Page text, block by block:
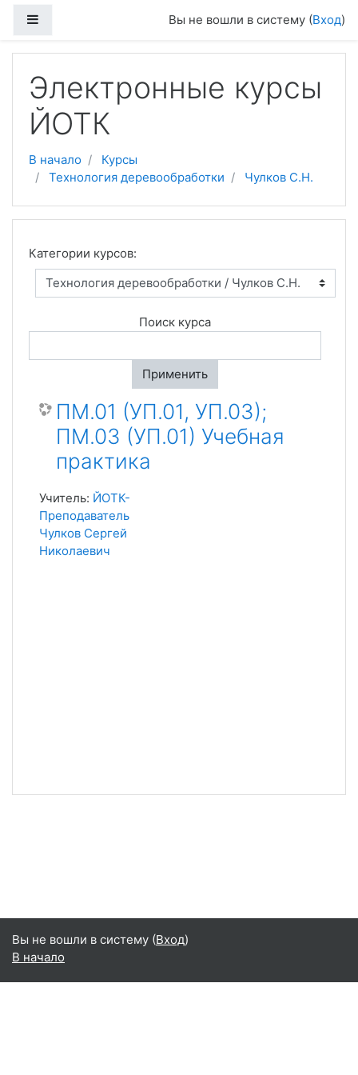
Вы не вошли в систему (Вход)
Электронные курсы
ЙОТК
В начало
Курсы
Технология деревообработки
Чулков С.Н.
Категории курсов:
Поиск курса
Применить
ПМ.01 (УП.01, УП.03);
ПМ.03 (УП.01) Учебная
практика
Учитель: ЙОТК-
Преподаватель
Чулков Сергей
Николаевич
Вы не вошли в систему (Вход)
В начало
Русский ‎(ru)‎